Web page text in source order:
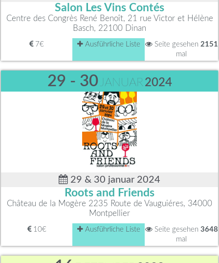
Salon Les Vins Contés
Centre des Congrès René Benoît, 21 rue Victor et Hélène
Basch, 22100 Dinan
7€ Ausführliche Liste Seite gesehen 2151
mal
29 - 30 JANUAR 2024
29 & 30 januar 2024
Roots and Friends
Château de la Mogère 2235 Route de Vauguiéres, 34000
Montpellier
10€ Ausführliche Liste Seite gesehen 3648
mal